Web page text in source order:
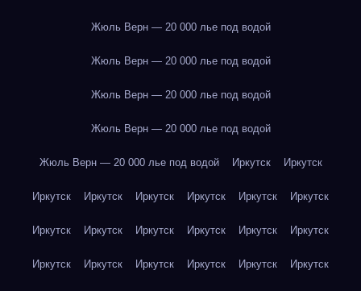
Жюль Верн — 20 000 лье под водой
Жюль Верн — 20 000 лье под водой
Жюль Верн — 20 000 лье под водой
Жюль Верн — 20 000 лье под водой
Жюль Верн — 20 000 лье под водой Иркутск Иркутск
Иркутск Иркутск Иркутск Иркутск Иркутск Иркутск
Иркутск Иркутск Иркутск Иркутск Иркутск Иркутск
Иркутск Иркутск Иркутск Иркутск Иркутск Иркутск